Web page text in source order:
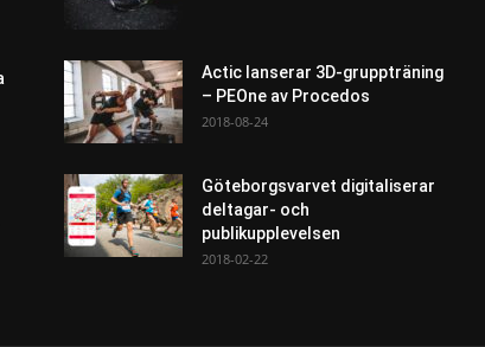
Actic lanserar 3D-gruppträning
– PEOne av Procedos
2018-08-24
Göteborgsvarvet digitaliserar
deltagar- och
publikupplevelsen
2018-02-22